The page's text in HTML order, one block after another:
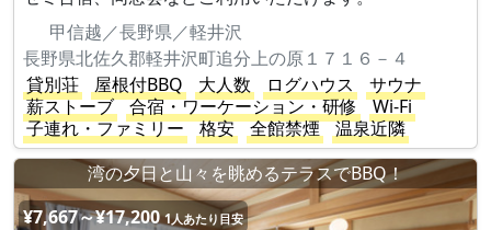
甲信越／長野県／軽井沢
長野県北佐久郡軽井沢町追分上の原１７１６－４
貸別荘
屋根付BBQ 大人数 ログハウス
サウナ
薪ストーブ
合宿・ワーケーション・研修
Wi-Fi
子連れ・ファミリー
格安 全館禁煙
温泉近隣
湾の夕日と山々を眺めるテラスでBBQ！
¥7,667～¥17,200 1人あたり目安